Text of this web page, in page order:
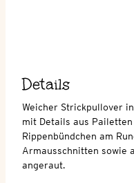
Details
Weicher Strickpullover
mit Details aus
Rippenbündchen am
Armausschnitten sowie
angeraut.